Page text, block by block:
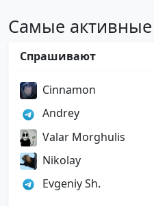
Самые активные
Спрашивают
Cinnamon
Andrey
Valar Morghulis
Nikolay
Evgeniy Sh.